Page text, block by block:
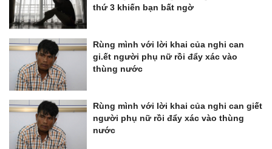
thứ 3 khiến bạn bất ngờ
Rùng mình với lời khai của nghi can
gi.ết người phụ nữ rồi đẩy xác vào
thùng nước
Rùng mình với lời khai của nghi can giết
người phụ nữ rồi đẩy xác vào thùng
nước